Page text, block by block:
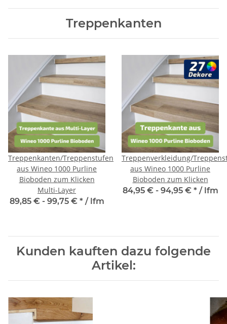
Treppenkanten
Treppenkanten/Treppenstufen
aus Wineo 1000 Purline
Bioboden zum Klicken
Multi-Layer
89,85 € - 99,75 € */ lfm
Treppenverkleidung/
aus Wineo 1000 Purline
Bioboden zum Klicken
84,95 € - 94,95 € */ lfm
Kunden kauften dazu folgende
Artikel: